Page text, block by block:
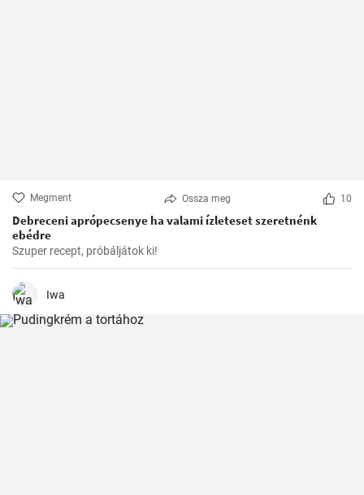
Megment Ossza meg 10
Debreceni aprópecsenye ha valami ízleteset szeretnénk
ebédre
Szuper recept, próbáljátok ki!
Iwa